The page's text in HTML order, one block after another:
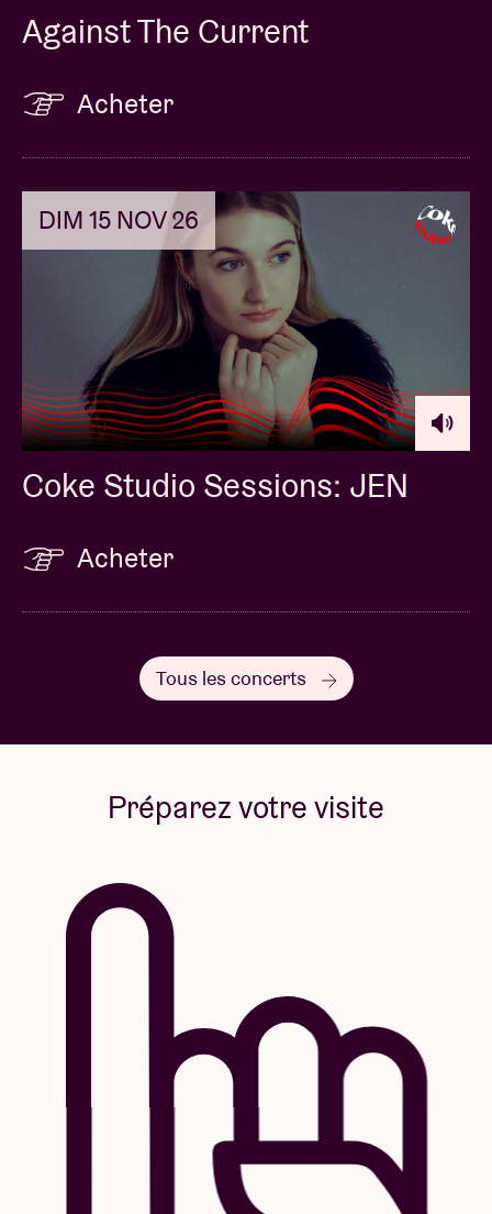
Against The Current
Acheter
DIM 15 NOV 26
Coke Studio Sessions: JEN
Acheter
Tous les concerts
Préparez votre visite